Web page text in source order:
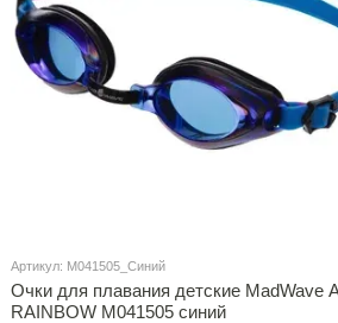
Артикул: M041505_Синий
Очки для плавания детские MadWave
RAINBOW M041505 синий